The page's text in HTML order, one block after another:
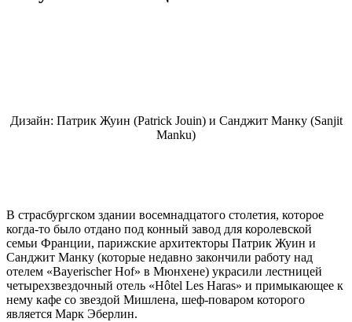
Дизайн: Патрик Жуин (Patrick Jouin) и Санджит Манку (Sanjit
Manku)
В страсбургском здании восемнадцатого столетия, которое
когда-то было отдано под конный завод для королевской
семьи Франции, парижские архитекторы Патрик Жуин и
Санджит Манку (которые недавно закончили работу над
отелем «Bayerischer Hof» в Мюнхене) украсили лестницей
четырехзвездочный отель «Hôtel Les Haras» и примыкающее к
нему кафе со звездой Мишлена, шеф-поваром которого
является Марк Эберлин.